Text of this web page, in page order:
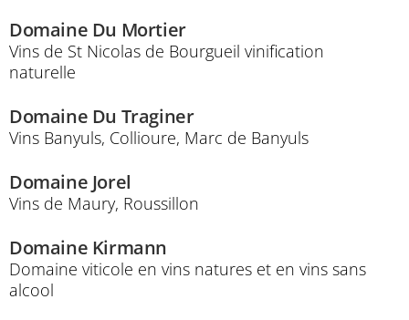
Domaine Du Mortier
Vins de St Nicolas de Bourgueil vinification
naturelle
Domaine Du Traginer
Vins Banyuls, Collioure, Marc de Banyuls
Domaine Jorel
Vins de Maury, Roussillon
Domaine Kirmann
Domaine viticole en vins natures et en vins sans
alcool